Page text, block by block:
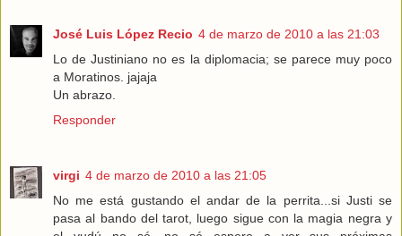
José Luis López Recio 4 de marzo de 2010 a las 21:03
Lo de Justiniano no es la diplomacia; se parece muy poco
a Moratinos. jajaja
Un abrazo.
Responder
virgi 4 de marzo de 2010 a las 21:05
No me está gustando el andar de la perrita...si Justi se
pasa al bando del tarot, luego sigue con la magia negra y